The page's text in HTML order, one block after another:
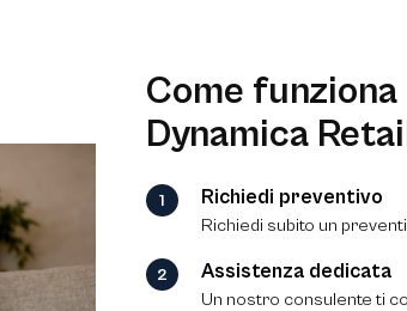
Come
Dynamica
Richiedi preventivo
Richiedi subito un
Assistenza dedicata
Un nostro consulente ti